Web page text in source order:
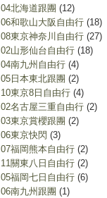
北海道跟團 (12)
和歌山大阪自由行 (18)
東京神奈川自由行 (27)
山形仙台自由行 (18)
南九州自由行 (4)
日本東北跟團 (2)
東京8日自由行 (4)
名古屋三重自由行 (2)
東京賞櫻跟團 (2)
東京快閃 (3)
福岡熊本自由行 (2)
關東八日自由行 (2)
福岡七日自由行 (6)
南九州跟團 (1)